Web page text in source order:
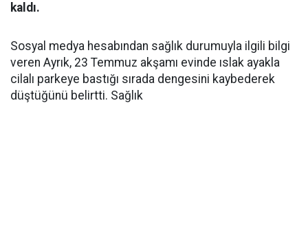
kaldı.
Sosyal medya hesabından sağlık durumuyla ilgili bilgi
veren Ayrık, 23 Temmuz akşamı evinde ıslak ayakla
cilalı parkeye bastığı sırada dengesini kaybederek
düştüğünü belirtti. Sağlık